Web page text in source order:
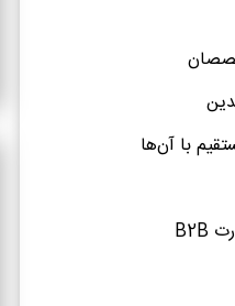
با آن‌ها
B2B